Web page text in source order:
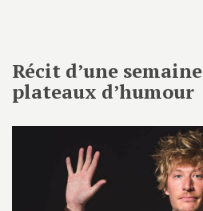
Récit d’une
plateaux d’humour